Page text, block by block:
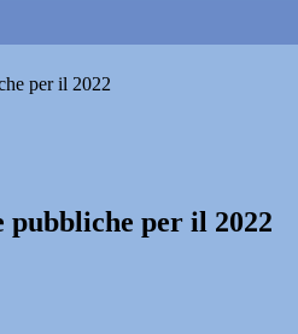
per il 2022
pubbliche per il 2022